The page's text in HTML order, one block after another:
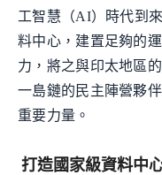
工智慧（AI）時代到
料中心，建置足夠的
力，將之與印太地區
一島鏈的民主陣營夥
重要力量。
打造國家級資料中